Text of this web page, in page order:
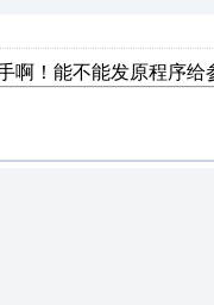
啊！能不能发原程序给